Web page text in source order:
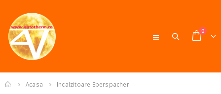
0
Acasa Incalzitoare Eberspacher